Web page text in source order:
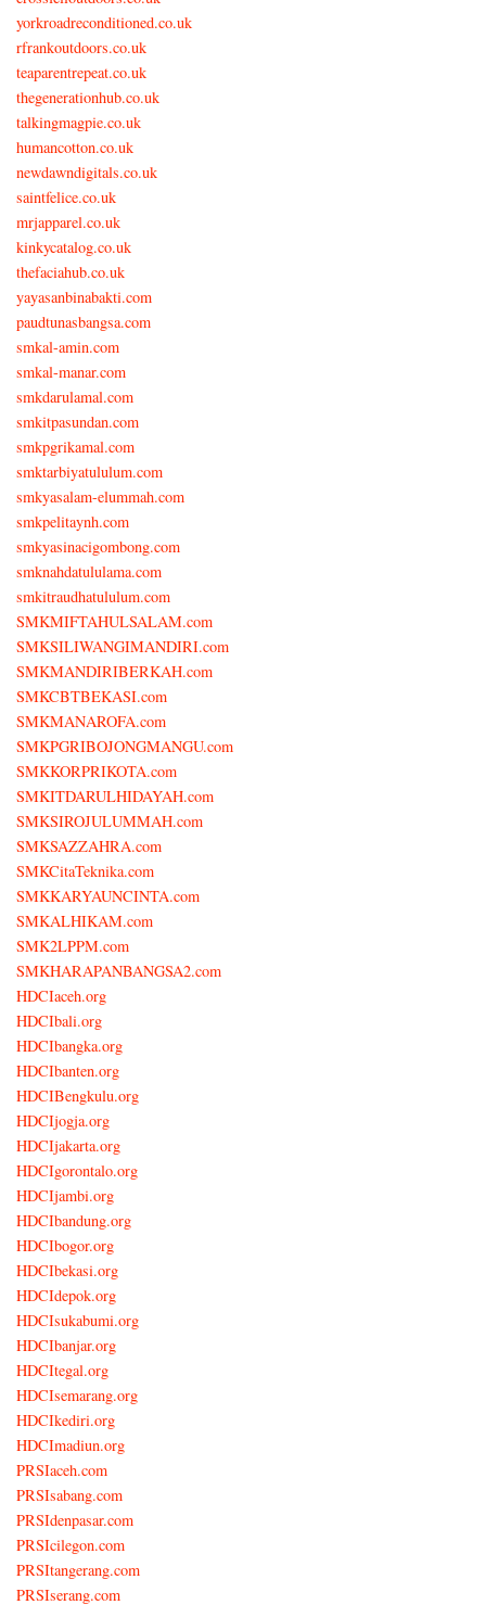
yorkroadreconditioned.co.uk
rfrankoutdoors.co.uk
teaparentrepeat.co.uk
thegenerationhub.co.uk
talkingmagpie.co.uk
humancotton.co.uk
newdawndigitals.co.uk
saintfelice.co.uk
mrjapparel.co.uk
kinkycatalog.co.uk
thefaciahub.co.uk
yayasanbinabakti.com
paudtunasbangsa.com
smkal-amin.com
smkal-manar.com
smkdarulamal.com
smkitpasundan.com
smkpgrikamal.com
smktarbiyatululum.com
smkyasalam-elummah.com
smkpelitaynh.com
smkyasinacigombong.com
smknahdatululama.com
smkitraudhatululum.com
SMKMIFTAHULSALAM.com
SMKSILIWANGIMANDIRI.com
SMKMANDIRIBERKAH.com
SMKCBTBEKASI.com
SMKMANAROFA.com
SMKPGRIBOJONGMANGU.com
SMKKORPRIKOTA.com
SMKITDARULHIDAYAH.com
SMKSIROJULUMMAH.com
SMKSAZZAHRA.com
SMKCitaTeknika.com
SMKKARYAUNCINTA.com
SMKALHIKAM.com
SMK2LPPM.com
SMKHARAPANBANGSA2.com
HDCIaceh.org
HDCIbali.org
HDCIbangka.org
HDCIbanten.org
HDCIBengkulu.org
HDCIjogja.org
HDCIjakarta.org
HDCIgorontalo.org
HDCIjambi.org
HDCIbandung.org
HDCIbogor.org
HDCIbekasi.org
HDCIdepok.org
HDCIsukabumi.org
HDCIbanjar.org
HDCItegal.org
HDCIsemarang.org
HDCIkediri.org
HDCImadiun.org
PRSIaceh.com
PRSIsabang.com
PRSIdenpasar.com
PRSIcilegon.com
PRSItangerang.com
PRSIserang.com